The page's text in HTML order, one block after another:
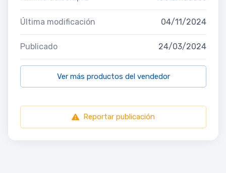
Última modificación 04/11/2024
Publicado 24/03/2024
Ver más productos del vendedor
Reportar publicación